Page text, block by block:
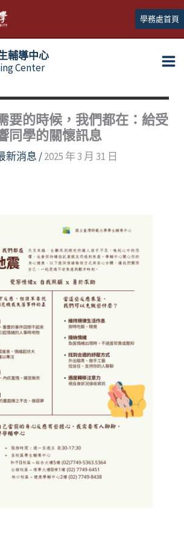
學務處首頁
輔導中心
Center
要的時候，我們都在：給受
同學的關懷訊息
新消息 /2025 年 3 月 31 日